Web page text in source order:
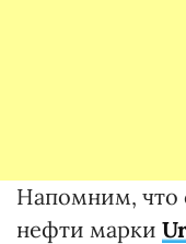
Напомним, что
нефти марки